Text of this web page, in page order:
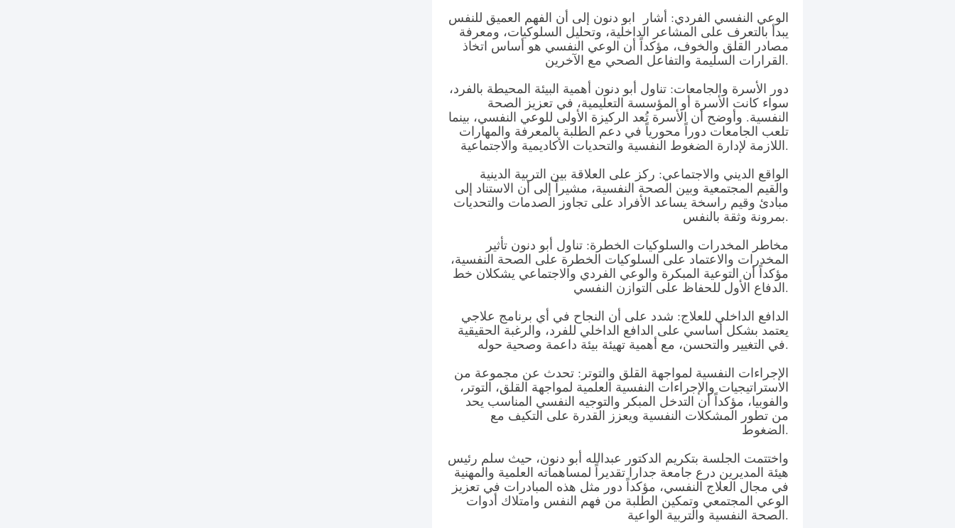
الوعي النفسي الفردي: أشار ابو دنون إلى أن الفهم العميق للنفس
يبدأ بالتعرف على المشاعر الداخلية، وتحليل السلوكيات، ومعرفة
مصادر القلق والخوف، مؤكداً أن الوعي النفسي هو أساس اتخاذ
القرارات السليمة والتفاعل الصحي مع الآخرين.
دور الأسرة والجامعات: تناول أبو دنون أهمية البيئة المحيطة بالفرد،
سواء كانت الأسرة أو المؤسسة التعليمية، في تعزيز الصحة
النفسية. وأوضح أن الأسرة تُعد الركيزة الأولى للوعي النفسي، بينما
تلعب الجامعات دوراً محورياً في دعم الطلبة بالمعرفة والمهارات
اللازمة لإدارة الضغوط النفسية والتحديات الأكاديمية والاجتماعية.
الواقع الديني والاجتماعي: ركز على العلاقة بين التربية الدينية
والقيم المجتمعية وبين الصحة النفسية، مشيراً إلى أن الاستناد إلى
مبادئ وقيم راسخة يساعد الأفراد على تجاوز الصدمات والتحديات
بمرونة وثقة بالنفس.
مخاطر المخدرات والسلوكيات الخطرة: تناول أبو دنون تأثير
المخدرات والاعتماد على السلوكيات الخطرة على الصحة النفسية،
مؤكداً أن التوعية المبكرة والوعي الفردي والاجتماعي يشكلان خط
الدفاع الأول للحفاظ على التوازن النفسي.
الدافع الداخلي للعلاج: شدد على أن النجاح في أي برنامج علاجي
يعتمد بشكل أساسي على الدافع الداخلي للفرد، والرغبة الحقيقية
في التغيير والتحسن، مع أهمية تهيئة بيئة داعمة وصحية حوله.
الإجراءات النفسية لمواجهة القلق والتوتر: تحدث عن مجموعة من
الاستراتيجيات والإجراءات النفسية العلمية لمواجهة القلق، التوتر،
والفوبيا، مؤكداً أن التدخل المبكر والتوجيه النفسي المناسب يحد
من تطور المشكلات النفسية ويعزز القدرة على التكيف مع
الضغوط.
واختتمت الجلسة بتكريم الدكتور عبدالله أبو دنون، حيث سلم رئيس
هيئة المديرين درع جامعة جدارا تقديراً لمساهماته العلمية والمهنية
في مجال العلاج النفسي، مؤكداً دور مثل هذه المبادرات في تعزيز
الوعي المجتمعي وتمكين الطلبة من فهم النفس وامتلاك أدوات
الصحة النفسية والتربية الواعية.